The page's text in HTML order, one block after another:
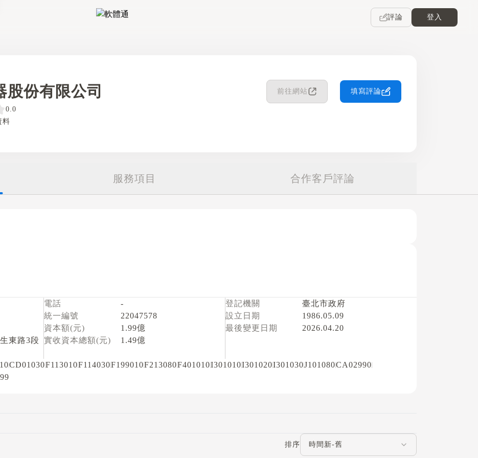
評論 登入
股份有限公司 前往網站 填寫評論
0.0
料
服務項目 合作客戶評論
東路3段
電話
-
統一編號
22047578
資本額(元)
1.99億
實收資本總額(元)
1.49億
登記機關
臺北市政府
設立日期
1986.05.09
最後變更日期
2026.04.20
CD01030F113010F114030F199010F213080F401010I301010I301020I301030J101080CA02990
排序
評論排序